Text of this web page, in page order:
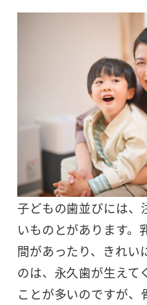
子どもの歯並びには、
いものとがあります。
間があったり、きれい
のは、永久歯が生えて
ことが多いのですが、